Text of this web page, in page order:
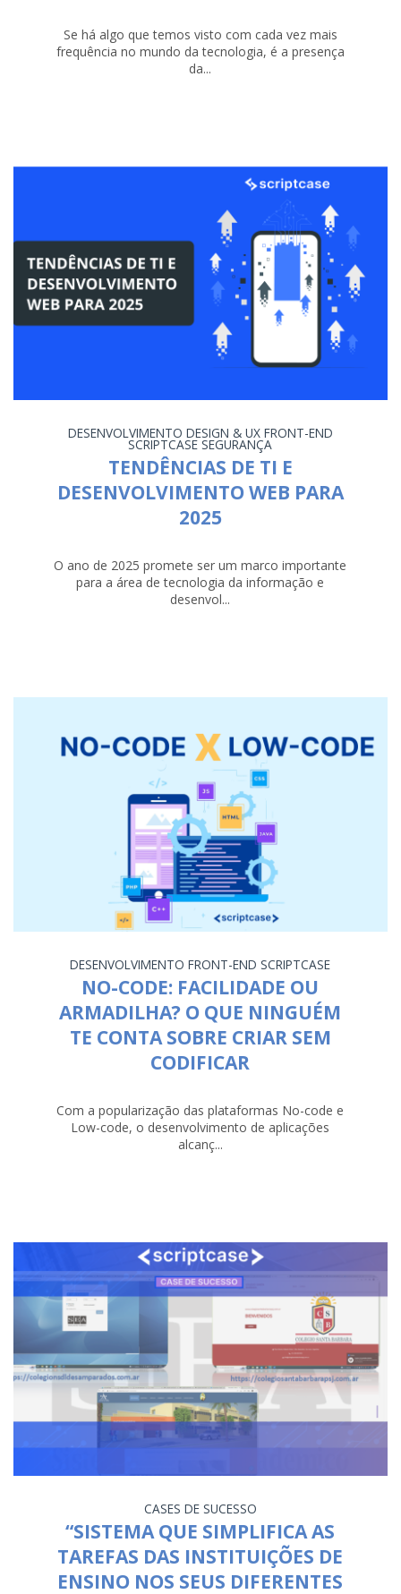
Se há algo que temos visto com cada vez mais
frequência no mundo da tecnologia, é a presença
da...
DESENVOLVIMENTO DESIGN & UX FRONT-END
SCRIPTCASE SEGURANÇA
TENDÊNCIAS DE TI E
DESENVOLVIMENTO WEB PARA
2025
O ano de 2025 promete ser um marco importante
para a área de tecnologia da informação e
desenvol...
DESENVOLVIMENTO FRONT-END SCRIPTCASE
NO-CODE: FACILIDADE OU
ARMADILHA? O QUE NINGUÉM
TE CONTA SOBRE CRIAR SEM
CODIFICAR
Com a popularização das plataformas No-code e
Low-code, o desenvolvimento de aplicações
alcanç...
CASES DE SUCESSO
“SISTEMA QUE SIMPLIFICA AS
TAREFAS DAS INSTITUIÇÕES DE
ENSINO NOS SEUS DIFERENTES